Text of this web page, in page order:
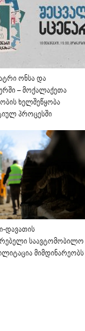
ონსა და
– მოქალაქეთა
ხელშეწყობა
პროცესში
დავათის
საავტომობილო
მიმდინარეობს